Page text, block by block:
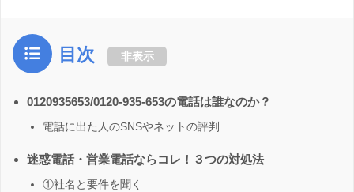
目次 非表示
0120935653/0120-935-653の電話は誰なのか？
電話に出た人のSNSやネットの評判
迷惑電話・営業電話ならコレ！３つの対処法
①社名と要件を聞く